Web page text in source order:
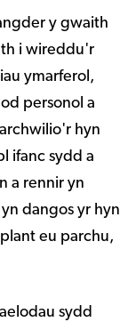
y gwaith
i wireddu'r
ymarferol,
personol a
hyn
ifanc sydd a
a rennir yn
dangos yr hyn
eu parchu,
sydd